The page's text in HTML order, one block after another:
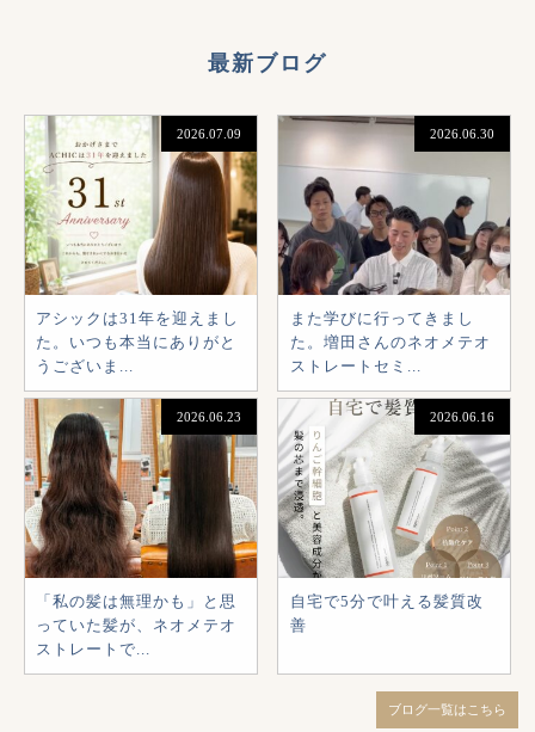
最新ブログ
2026.07.09
アシックは31年を迎えまし
た。いつも本当にありがと
うございま...
2026.06.30
また学びに行ってきまし
た。増田さんのネオメテオ
ストレートセミ...
2026.06.23
「私の髪は無理かも」と思
っていた髪が、ネオメテオ
ストレートで...
2026.06.16
自宅で5分で叶える髪質改
善
ブログ一覧はこちら